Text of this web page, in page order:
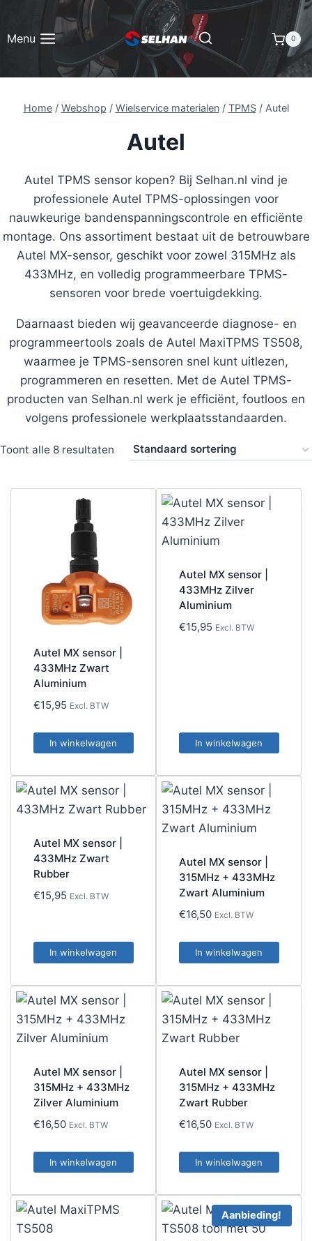
inhoud
Menu 0
Home / Webshop / Wielservice materialen / TPMS / Autel
Autel
Autel TPMS sensor kopen? Bij Selhan.nl vind je
professionele Autel TPMS-oplossingen voor
nauwkeurige bandenspanningscontrole en efficiënte
montage. Ons assortiment bestaat uit de betrouwbare
Autel MX-sensor, geschikt voor zowel 315MHz als
433MHz, en volledig programme­erbare TPMS-
sensoren voor brede voertuigdekking.
Daarnaast bieden wij geavanceerde diagnose- en
programmeertools zoals de Autel MaxiTPMS TS508,
waarmee je TPMS-sensoren snel kunt uitlezen,
programmeren en resetten. Met de Autel TPMS-
producten van Selhan.nl werk je efficiënt, foutloos en
volgens professionele werkplaatsstandaarden.
Toont alle 8 resultaten
Autel MX sensor |
433MHz Zwart
Aluminium
€15,95 Excl. BTW
In winkelwagen
Autel MX sensor |
433MHz Zilver
Aluminium
€15,95 Excl. BTW
In winkelwagen
Autel MX sensor |
433MHz Zwart
Rubber
€15,95 Excl. BTW
In winkelwagen
Autel MX sensor |
315MHz + 433MHz
Zwart Aluminium
€16,50 Excl. BTW
In winkelwagen
Autel MX sensor |
315MHz + 433MHz
Zilver Aluminium
€16,50 Excl. BTW
In winkelwagen
Autel MX sensor |
315MHz + 433MHz
Zwart Rubber
€16,50 Excl. BTW
In winkelwagen
Aanbieding!